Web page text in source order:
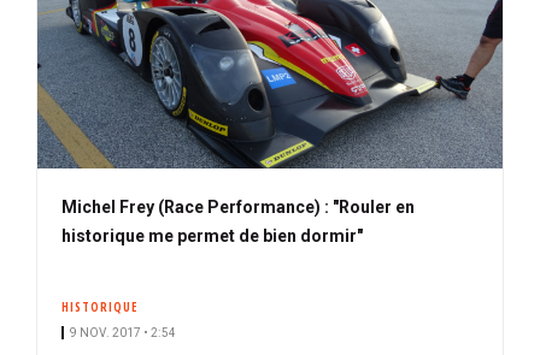
Michel Frey (Race Performance) : "Rouler en
historique me permet de bien dormir"
HISTORIQUE
9 NOV. 2017 • 2:54